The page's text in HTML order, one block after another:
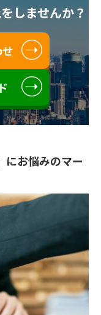
しませんか？
にお悩みのマー